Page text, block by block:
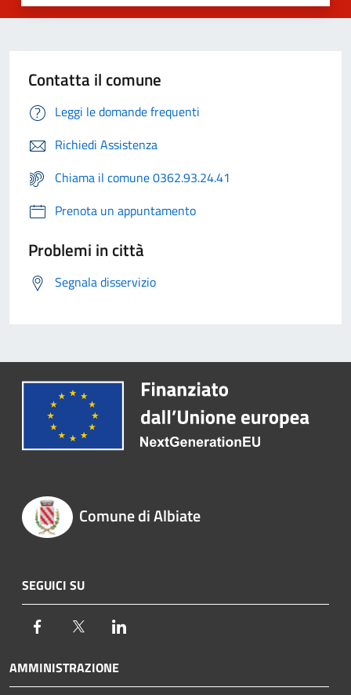
Contatta il comune
Leggi le domande frequenti
Richiedi Assistenza
Chiama il comune 0362.93.24.41
Prenota un appuntamento
Problemi in città
Segnala disservizio
Comune di Albiate
SEGUICI SU
Facebook Twitter
AMMINISTRAZIONE